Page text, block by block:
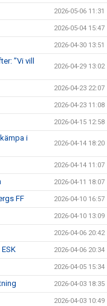
2026-05-06 11:31
2026-05-04 15:47
2026-04-30 13:51
”Vi vill
2026-04-29 13:02
2026-04-23 22:07
2026-04-23 11:08
2026-04-15 12:58
i
2026-04-14 18:20
2026-04-14 11:07
2026-04-11 18:07
FF 2026-04-10 16:57
2026-04-10 13:09
2026-04-06 20:42
2026-04-06 20:34
2026-04-05 15:34
2026-04-03 18:35
2026-04-03 10:49